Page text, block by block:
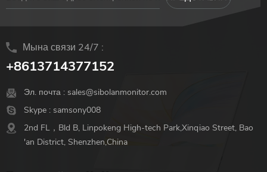
Мына связи 24/7 :
+8613714377152
Эл. почта : sales@sibolanmonitor.com
Skype : samsony008
2nd FL，Bld B, Linpokeng High-tech Park,Xinqiao Street, Bao
'an District, Shenzhen,China